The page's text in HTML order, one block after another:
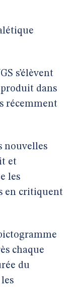
s’élèvent
dans
récemment
nouvelles
et
les
en critiquent
chaque
du